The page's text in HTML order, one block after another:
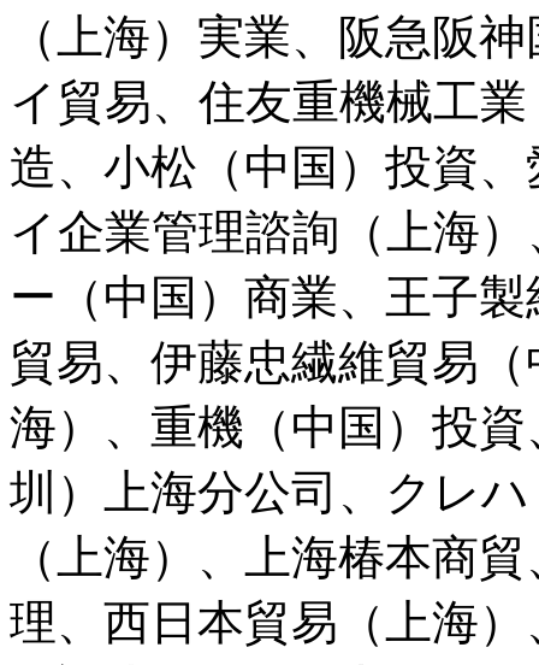
（上海）実業、阪急阪
イ貿易、住友重機械工
造、小松（中国）投資
イ企業管理諮詢（上海
ー（中国）商業、王子
貿易、伊藤忠繊維貿易
海）、重機（中国）投
圳）上海分公司、クレ
（上海）、上海椿本商
理、西日本貿易（上海